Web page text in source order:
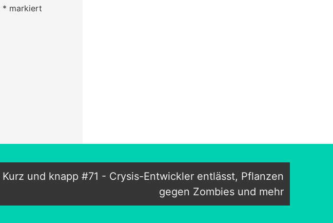
* markiert
Kurz und knapp #71 - Crysis-Entwickler entlässt, Pflanzen
gegen Zombies und mehr